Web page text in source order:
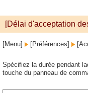
[Délai d'acceptation
[Menu] [Préférences]
Spécifiez la durée pendant
touche du panneau de